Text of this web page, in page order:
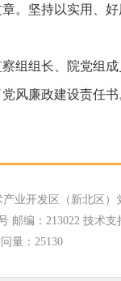
。坚持以实用、
组组长、院党组
风廉政建设责任书
业开发区（新北区）
邮编：213022 技术支
量： 25130